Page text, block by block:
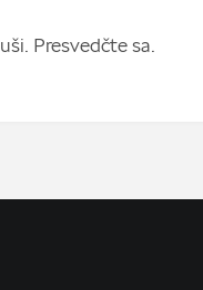
Presvedčte sa.